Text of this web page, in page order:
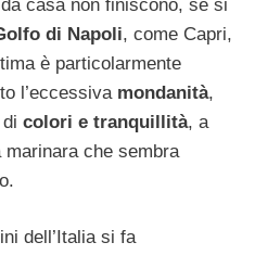
casa non finiscono, se si
di Napoli, come Capri,
è particolarmente
l’eccessiva mondanità,
colori e tranquillità, a
marinara che sembra
dell’Italia si fa